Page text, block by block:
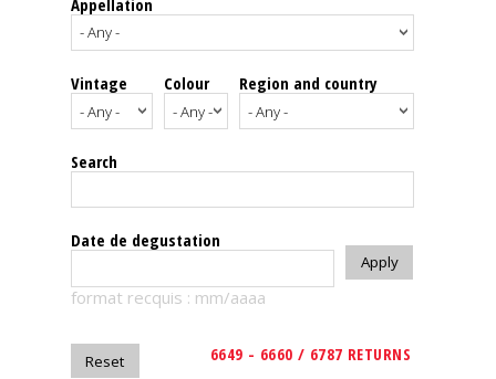
Our
events
Spirits
Tasting
reviews
The
magazine
Vintage Colour Region and country
Search
Date de degustation
format recquis : mm/aaaa
6649 - 6660 / 6787 RETURNS